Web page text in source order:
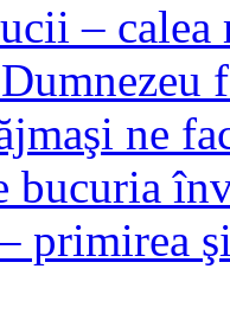
–
ne
bucuria
primirea